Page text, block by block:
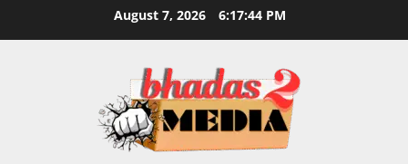
August 7, 2026 6:17:45 PM